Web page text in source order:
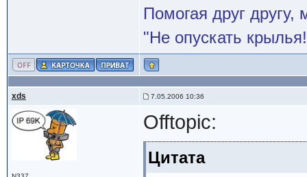
Помогая друг
"Не опускать
xds 7.05.2006 10:36
Offtopic:
Цитата